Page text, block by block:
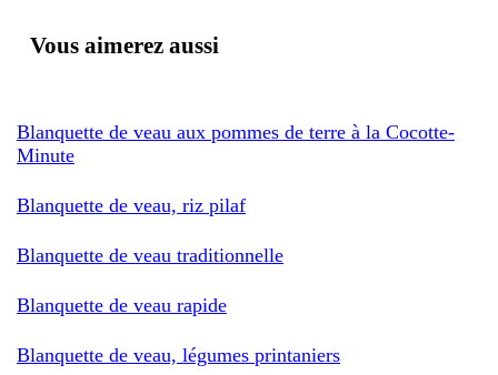
Vous aimerez aussi
Blanquette de veau aux pommes de terre à la Cocotte-
Minute
Blanquette de veau, riz pilaf
Blanquette de veau traditionnelle
Blanquette de veau rapide
Blanquette de veau, légumes printaniers